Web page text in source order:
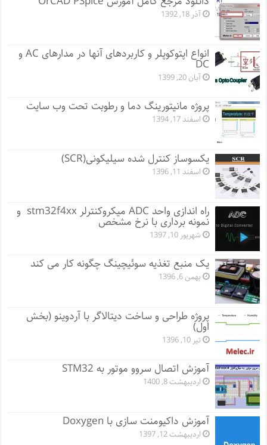
آذر 18, 1392
انواع اپتوکوپلر و کاربردهای آنها در مدارهای AC و
DC
آبان 20, 1399
پروژه مانيتورينگ دما و رطوبت تحت وب سایت
اسفند 17, 1394
یکسوساز کنترل شده سیلیکونی(SCR)
اسفند 11, 1396
راه اندازی واحد ADC میکروکنترلر stm32f4xx و
نمونه برداری با نرخ مشخص
شهریور 10, 1397
یک منبع تغذیه سوئیچینگ چگونه کار می کند
بهمن 6, 1396
پروژه طراحی و ساخت دیتالاگر با آردوینو (بخش
اول)
تیر 10, 1396
آموزش اتصال سروو موتور به STM32
اردیبهشت 8, 1400
آموزش داکیومنت سازی با Doxygen
اردیبهشت 12, 1397